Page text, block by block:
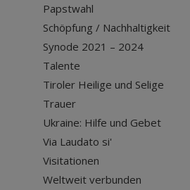
Papstwahl
Schöpfung / Nachhaltigkeit
Synode 2021 – 2024
Talente
Tiroler Heilige und Selige
Trauer
Ukraine: Hilfe und Gebet
Via Laudato si'
Visitationen
Weltweit verbunden